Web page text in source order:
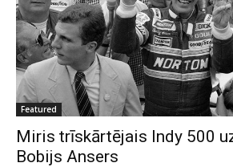
Featured
Miris trīskārtējais Indy 500
Bobijs Ansers